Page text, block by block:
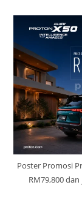
Poster Promosi
RM79,800